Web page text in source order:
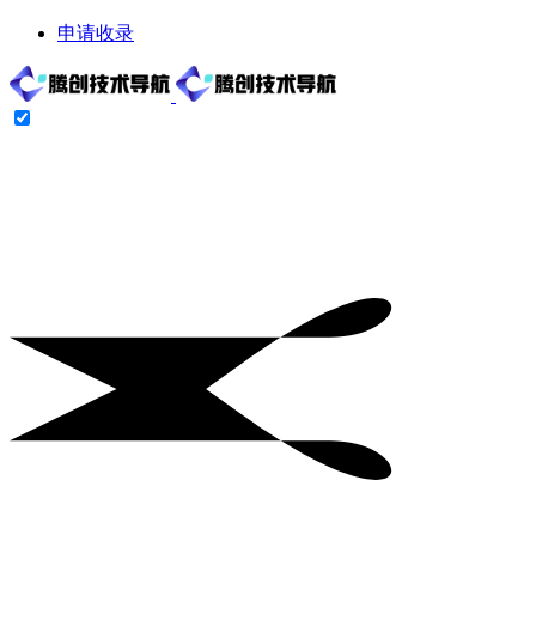
申请收录